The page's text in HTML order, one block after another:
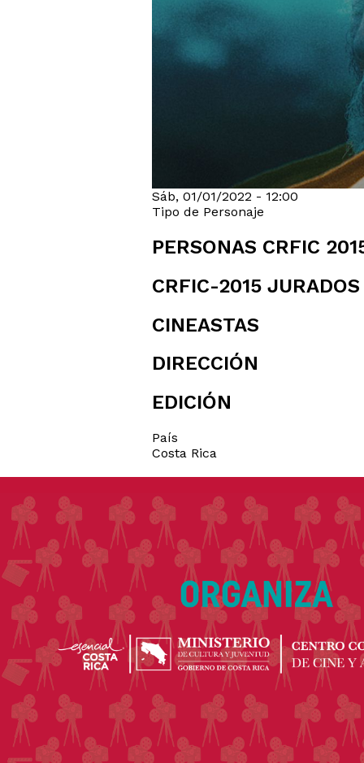
Sáb, 01/01/2022 - 12:00
Tipo de Personaje
PERSONAS CRFIC
CRFIC-2015 JURADOS
CINEASTAS
DIRECCIÓN
EDICIÓN
País
Costa Rica